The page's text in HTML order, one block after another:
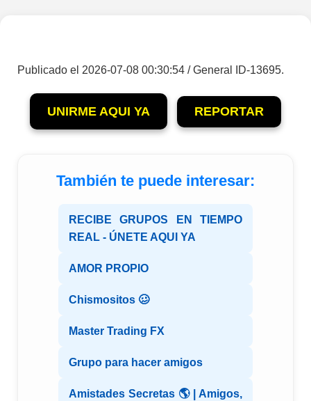
Publicado el 2026-07-08 00:30:54 / General ID-13695.
UNIRME AQUI YA REPORTAR
También te puede interesar:
RECIBE GRUPOS EN TIEMPO
REAL - ÚNETE AQUI YA
AMOR PROPIO
Chismositos 🥴
Master Trading FX
Grupo para hacer amigos
Amistades Secretas 🌎 | Amigos,